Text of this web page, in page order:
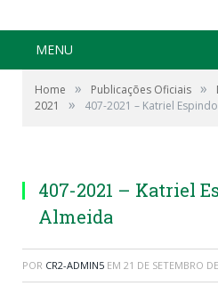
MENU
Home » Publicações Oficiais »
2021
» 407-2021 – Katriel
407-2021 – Katriel
Almeida
POR CR2-ADMIN5 EM 21 DE SETEMBRO